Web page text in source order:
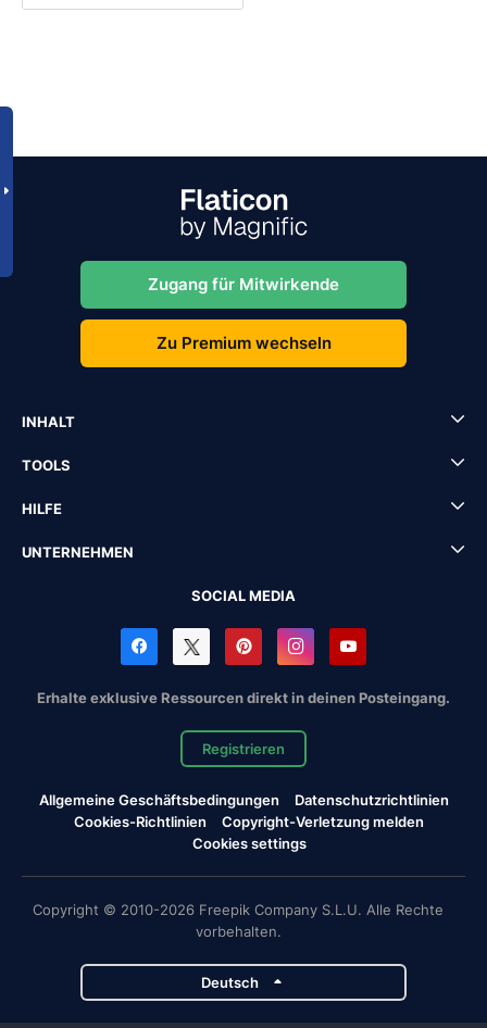
Zugang für Mitwirkende
Zu Premium wechseln
INHALT
TOOLS
HILFE
UNTERNEHMEN
SOCIAL MEDIA
Erhalte exklusive Ressourcen direkt in deinen Posteingang.
Registrieren
Allgemeine Geschäftsbedingungen
Datenschutzrichtlinien
Cookies-Richtlinien
Copyright-Verletzung melden
Cookies settings
Copyright © 2010-2026 Freepik Company S.L.U. Alle Rechte
vorbehalten.
Deutsch